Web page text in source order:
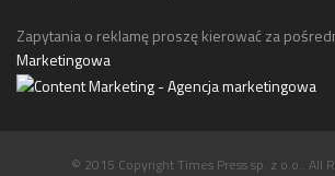
Zapytania o reklamę proszę kierować za
Marketingowa
© 2015 Copyright Times Press sp. z o.o.. All